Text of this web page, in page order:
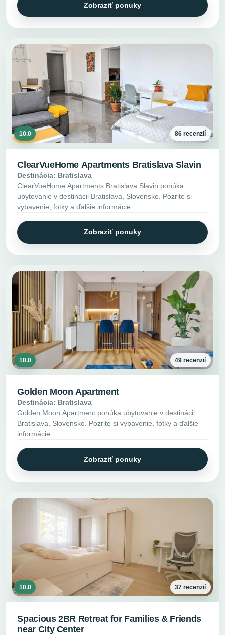
Zobraziť ponuky
10.0 86 recenzií
ClearVueHome Apartments Bratislava Slavin
Destinácia: Bratislava
ClearVueHome Apartments Bratislava Slavin ponúka
ubytovanie v destinácii Bratislava, Slovensko. Pozrite si
vybavenie, fotky a ďalšie informácie.
Zobraziť ponuky
10.0 49 recenzií
Golden Moon Apartment
Destinácia: Bratislava
Golden Moon Apartment ponúka ubytovanie v destinácii
Bratislava, Slovensko. Pozrite si vybavenie, fotky a ďalšie
informácie.
Zobraziť ponuky
10.0 37 recenzií
Spacious 2BR Retreat for Families & Friends
near City Center